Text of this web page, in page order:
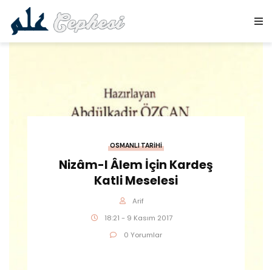
OSMANLI TARIHI
Nizâm-I Âlem İçin Kardeş
Katli Meselesi
Arif
18:21 - 9 Kasım 2017
0 Yorumlar